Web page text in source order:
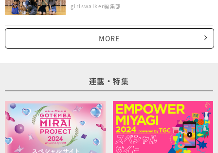
girlswalker編集部
MORE
連載・特集